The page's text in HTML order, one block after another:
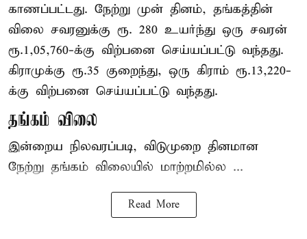
காணப்பட்டது. நேற்று முன் தினம், தங்கத்தின்
விலை சவரனுக்கு ரூ. 280 உயர்ந்து ஒரு சவரன்
ரூ.1,05,760-க்கு விற்பனை செய்யப்பட்டு வந்தது.
கிராமுக்கு ரூ.35 குறைந்து, ஒரு கிராம் ரூ.13,220-
க்கு விற்பனை செய்யப்பட்டு வந்தது.
தங்கம் விலை
இன்றைய நிலவரப்படி, விடுமுறை தினமான
நேற்று தங்கம் விலையில் மாற்றமில்ல ...
Read More